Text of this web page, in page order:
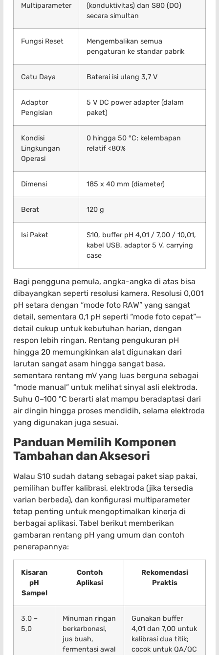
Multiparameter
(konduktivitas) dan S80 (DO)
secara simultan
Fungsi Reset
Mengembalikan semua
pengaturan ke standar pabrik
Catu Daya Baterai isi ulang 3,7 V
Adaptor
Pengisian
5 V DC power adapter (dalam
paket)
Kondisi
Lingkungan
Operasi
0 hingga 50 °C; kelembapan
relatif <80%
Dimensi 185 x 40 mm (diameter)
Berat 120 g
Isi Paket
S10, buffer pH 4,01 / 7,00 / 10,01,
kabel USB, adaptor 5 V, carrying
case
Bagi pengguna pemula, angka-angka di atas bisa
dibayangkan seperti resolusi kamera. Resolusi 0,001
pH setara dengan “mode foto RAW” yang sangat
detail, sementara 0,1 pH seperti “mode foto cepat”—
detail cukup untuk kebutuhan harian, dengan
respon lebih ringan. Rentang pengukuran pH
hingga 20 memungkinkan alat digunakan dari
larutan sangat asam hingga sangat basa,
sementara rentang mV yang luas berguna sebagai
“mode manual” untuk melihat sinyal asli elektroda.
Suhu 0–100 °C berarti alat mampu beradaptasi dari
air dingin hingga proses mendidih, selama elektroda
yang digunakan juga sesuai.
Panduan Memilih Komponen
Tambahan dan Aksesori
Walau S10 sudah datang sebagai paket siap pakai,
pemilihan buffer kalibrasi, elektroda (jika tersedia
varian berbeda), dan konfigurasi multiparameter
tetap penting untuk mengoptimalkan kinerja di
berbagai aplikasi. Tabel berikut memberikan
gambaran rentang pH yang umum dan contoh
penerapannya:
Kisaran
pH
Sampel
Contoh
Aplikasi
Rekomendasi
Praktis
3,0 –
5,0
Minuman ringan
berkarbonasi,
jus buah,
fermentasi awal
Gunakan buffer
4,01 dan 7,00 untuk
kalibrasi dua titik;
cocok untuk QA/QC